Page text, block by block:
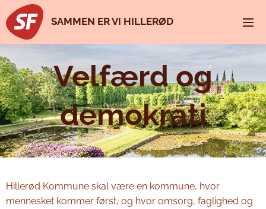
SAMMEN ER VI HILLERØD
Velfærd og
demokrati
Hillerød Kommune skal være en kommune, hvor
mennesket kommer først, og hvor omsorg, faglighed og